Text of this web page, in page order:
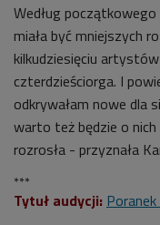
Według
miała być mniejszych
kilkudziesięciu
czterdzieściorga. I
odkrywałam nowe dla
warto też będzie o nich
rozrosła - przyznała
***
Tytuł audycji: